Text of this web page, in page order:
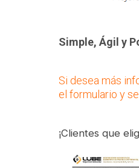
Simple, Ágil y
Si desea más
el formulario y
¡Clientes que